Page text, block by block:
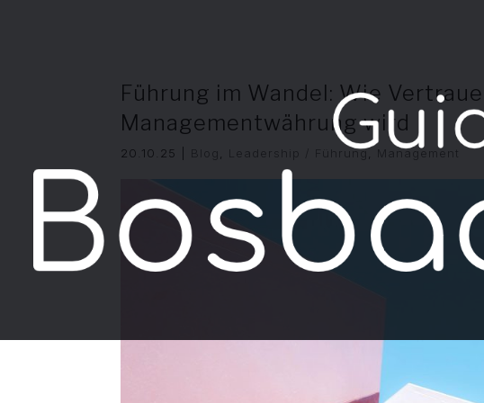
Führung im Wandel: Wie
Managementwährung wird
20.10.25 Blog Leadership / Führung, Management